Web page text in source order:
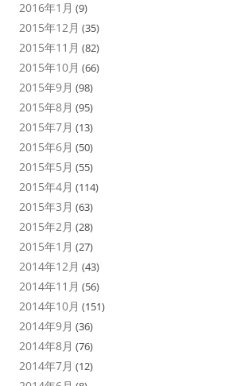
2016年1月 (9)
2015年12月 (35)
2015年11月 (82)
2015年10月 (66)
2015年9月 (98)
2015年8月 (95)
2015年7月 (13)
2015年6月 (50)
2015年5月 (55)
2015年4月 (114)
2015年3月 (63)
2015年2月 (28)
2015年1月 (27)
2014年12月 (43)
2014年11月 (56)
2014年10月 (151)
2014年9月 (36)
2014年8月 (76)
2014年7月 (12)